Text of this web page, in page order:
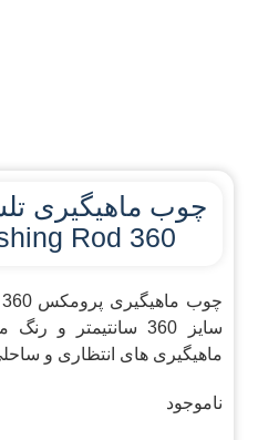
چوب ماهیگیری
360 Pro Max Fhishing Rod
ماهیگیری های انتظاری و
ناموجود